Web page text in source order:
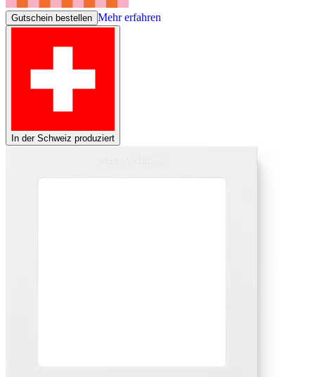
Gutschein bestellen Mehr erfahren
In der Schweiz produziert